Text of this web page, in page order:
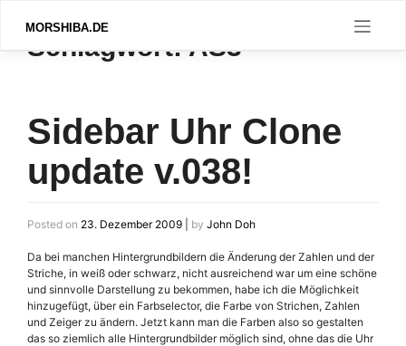
MORSHIBA.DE
Schlagwort:AS3
Sidebar Uhr Clone
update v.038!
Posted on 23. Dezember 2009 by John Doh
Da bei manchen Hintergrundbildern die Änderung der Zahlen und der
Striche, in weiß oder schwarz, nicht ausreichend war um eine schöne
und sinnvolle Darstellung zu bekommen, habe ich die Möglichkeit
hinzugefügt, über ein Farbselector, die Farbe von Strichen, Zahlen
und Zeiger zu ändern. Jetzt kann man die Farben also so gestalten
das so ziemlich alle Hintergrundbilder möglich sind, ohne das die Uhr